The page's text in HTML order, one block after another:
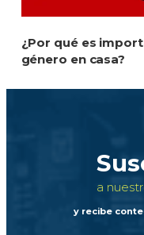
¿Por qué es
género en casa?
a
y recibe